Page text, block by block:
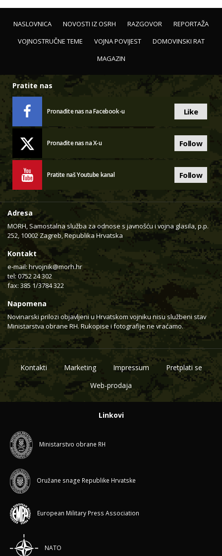
NASLOVNICA NOVOSTI IZ OSRH RAZGOVOR
REPORTAŽA
VOJNOSTRUČNE TEME
VOJNA POVIJEST
DOMOVINSKI RAT
MAGAZIN
Pratite nas
Pronađite nas na Facebook-u Like
Pronađite nas na X-u Follow
Pratite naš Youtube kanal Follow
Adresa
MORH, Samostalna služba za odnose s javnošću i vojna glasila, p.p.
252, 10002 Zagreb, Republika Hrvatska
Kontakt
e-mail: hrvojnik@morh.hr
tel: 0752 24 302
fax: 385 1/3784 322
Napomena
Novinarski prilozi objavljeni u Hrvatskom vojniku nisu službeni stav
Ministarstva obrane RH. Rukopise i fotografije ne vraćamo.
Kontakti Marketing Impressum
Pretplati se
Web-prodaja
Linkovi
Ministarstvo obrane RH
Oružane snage Republike Hrvatske
European Military Press Association
NATO